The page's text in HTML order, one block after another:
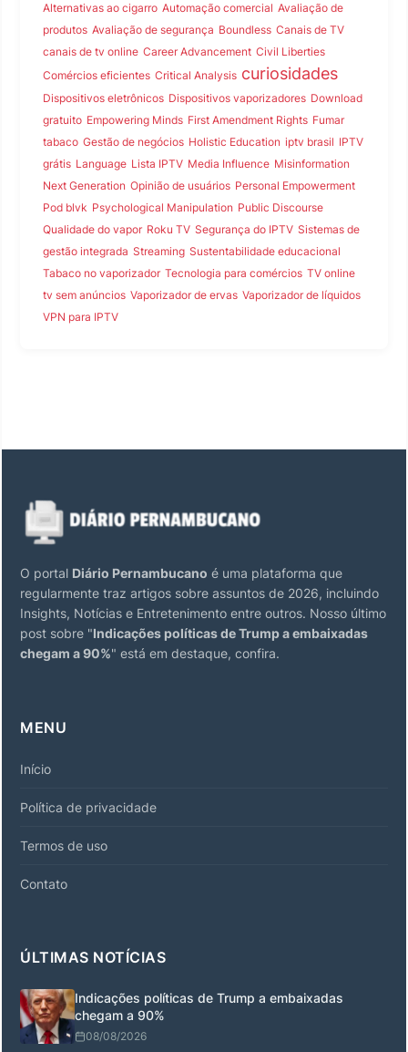
Alternativas ao cigarro Automação comercial Avaliação de
produtos Avaliação de segurança Boundless Canais de TV
canais de tv online Career Advancement Civil Liberties
Comércios eficientes Critical Analysis curiosidades
Dispositivos eletrônicos Dispositivos vaporizadores Download
gratuito Empowering Minds First Amendment Rights Fumar
tabaco Gestão de negócios Holistic Education iptv brasil IPTV
grátis Language Lista IPTV Media Influence Misinformation
Next Generation Opinião de usuários Personal Empowerment
Pod blvk Psychological Manipulation Public Discourse
Qualidade do vapor Roku TV Segurança do IPTV Sistemas de
gestão integrada Streaming Sustentabilidade educacional
Tabaco no vaporizador Tecnologia para comércios TV online
tv sem anúncios Vaporizador de ervas Vaporizador de líquidos
VPN para IPTV
O portal Diário Pernambucano é uma plataforma que
regularmente traz artigos sobre assuntos de 2026, incluindo
Insights, Notícias e Entretenimento entre outros. Nosso último
post sobre "Indicações políticas de Trump a embaixadas
chegam a 90%" está em destaque, confira.
MENU
Início
Política de privacidade
Termos de uso
Contato
ÚLTIMAS NOTÍCIAS
Indicações políticas de Trump a embaixadas
chegam a 90%
08/08/2026